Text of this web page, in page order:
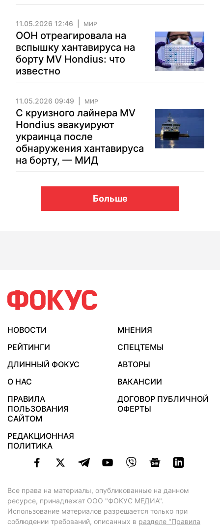
11.05.2026 12:46 МИР
ООН отреагировала на
вспышку хантавируса на
борту MV Hondius: что
известно
11.05.2026 09:49 МИР
С круизного лайнера MV
Hondius эвакуируют
украинца после
обнаружения хантавируса
на борту, — МИД
Больше
НОВОСТИ
МНЕНИЯ
РЕЙТИНГИ
СПЕЦТЕМЫ
ДЛИННЫЙ ФОКУС
АВТОРЫ
О НАС
ВАКАНСИИ
ПРАВИЛА
ПОЛЬЗОВАНИЯ
САЙТОМ
ДОГОВОР ПУБЛИЧНОЙ
ОФЕРТЫ
РЕДАКЦИОННАЯ
ПОЛИТИКА
Все права на материалы, опубликованные на данном
ресурсе, принадлежат ООО "ФОКУС МЕДИА".
Использование материалов разрешается только при
соблюдении требований, описанных в разделе "Правила